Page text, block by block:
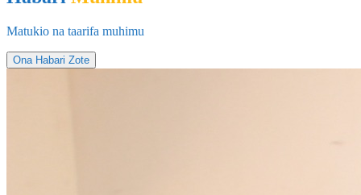
Matukio na taarifa muhimu
Ona Habari Zote